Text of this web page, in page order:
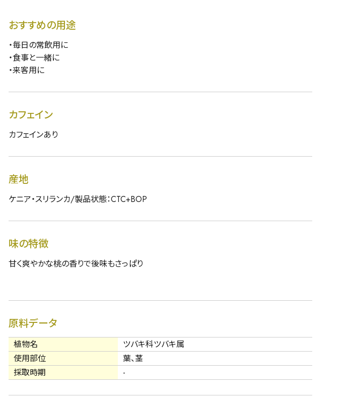
おすすめの用途
・毎日の常飲用に
・食事と一緒に
・来客用に
カフェイン
カフェインあり
産地
ケニア・スリランカ/製品状態：CTC+BOP
味の特徴
甘く爽やかな桃の香りで後味もさっぱり
原料データ
植物名
ツバキ科ツバキ属
使用部位
葉、茎
採取時期
-